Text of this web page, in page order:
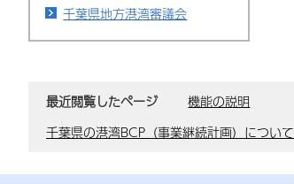
千葉県地方港湾審議会
最近閲覧したページ
機能の説明
千葉県の港湾BCP（事業継続計画）について